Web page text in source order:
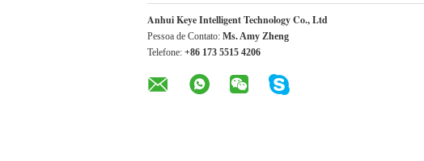
Anhui Keye Intelligent Technology Co., Ltd
Pessoa de Contato: Ms. Amy Zheng
Telefone: +86 173 5515 4206